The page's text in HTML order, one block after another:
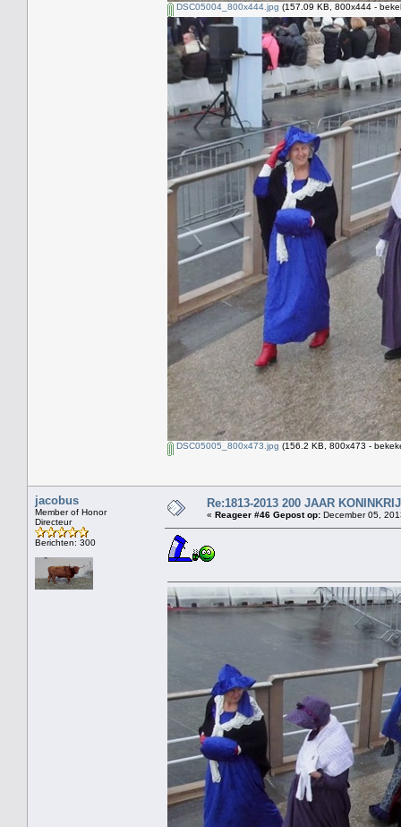
DSC05004_800x444.jpg (157.09 KB, 800x444 -
DSC05005_800x473.jpg (156.2 KB, 800x473 -
jacobus
Member of Honor
Directeur
Berichten: 300
Re:1813-2013 200 JAAR
« Reageer #46 Gepost op: December 05,